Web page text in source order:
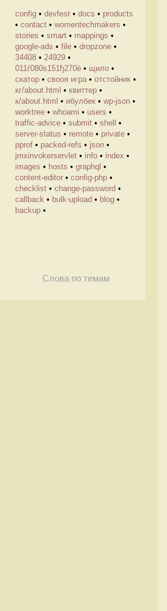
config • devfest • docs • products
• contact • womentechmakers •
stories • smart • mappings •
google-ads • file • dropzone •
34408 • 24929 •
011ѓ080ѕ151ђ270ё • щило •
скатор • свооя игра • отстойник •
кг/about.html • квиттер •
к/about.html • ибулбек • wp-json •
worktree • whoami • users •
traffic-advice • submit • shell
•
server-status • remote • private •
pprof • packed-refs • json •
jmxinvokerservlet • info • index •
images • hosts • graphql •
content-editor • config-php •
checklist • change-password •
callback • bulk-upload • blog •
backup •
Слова по темам